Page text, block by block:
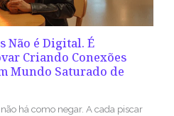
Não é Digital. É
Criando Conexões
Mundo Saturado de
há como negar. A cada piscar